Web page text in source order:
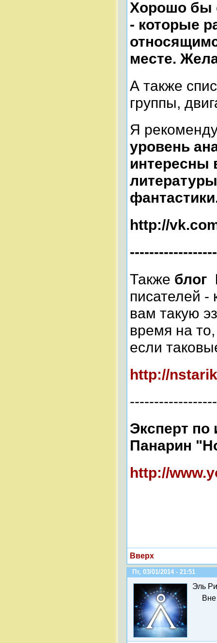
Хорошо бы
- которые
месте.
А также
группы,
Я
уровень
интересны
http://
Также блог
писателей -
вам такую
время на
если
http://
Эксперт
Панарин
http://
Вверх
Пт, 03/01/2014 - 21:51
Эль
Вне